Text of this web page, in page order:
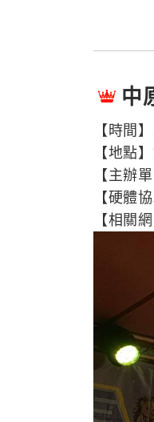
中
【時間
【地點
【主辦
【硬體
【相關網